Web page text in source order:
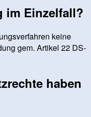
im Einzelfall?
keine
gem. Artikel 22 DS-
haben